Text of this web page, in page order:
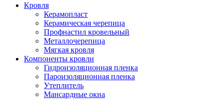
Кровля
Керамопласт
Керамическая черепица
Профнастил кровельный
Металлочерепица
Мягкая кровля
Компоненты кровли
Гидроизоляционная пленка
Пароизоляционная пленка
Утеплитель
Мансардные окна